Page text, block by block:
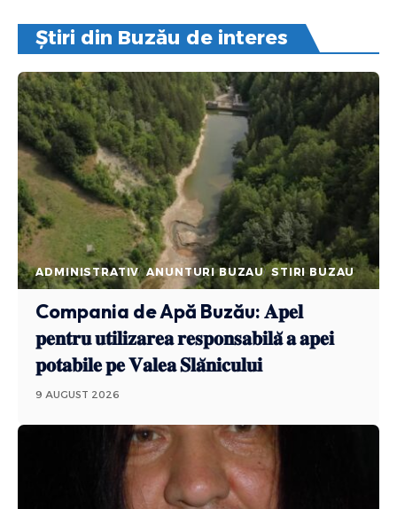
Știri din Buzău de interes
ADMINISTRATIV ANUNTURI BUZAU STIRI BUZAU
Compania de Apă Buzău: 𝐀𝐩𝐞𝐥
𝐩𝐞𝐧𝐭𝐫𝐮 𝐮𝐭𝐢𝐥𝐢𝐳𝐚𝐫𝐞𝐚 𝐫𝐞𝐬𝐩𝐨𝐧𝐬𝐚𝐛𝐢𝐥𝐚̆ 𝐚 𝐚𝐩𝐞𝐢
𝐩𝐨𝐭𝐚𝐛𝐢𝐥𝐞 𝐩𝐞 𝐕𝐚𝐥𝐞𝐚 𝐒𝐥𝐚̆𝐧𝐢𝐜𝐮𝐥𝐮𝐢
9 AUGUST 2026